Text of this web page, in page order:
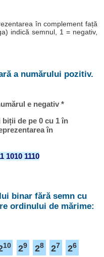
în complement față
indică semnul, 1 = negativ,
a numărului pozitiv.
e negativ *
de pe 0 cu 1 în
în
1010 1110
binar fără semn cu
ordinului de mărime:
10 29 28 27 26